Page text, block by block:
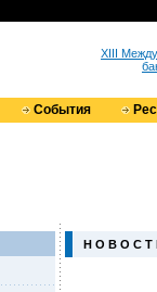
XIII
События
Н О В О С Т